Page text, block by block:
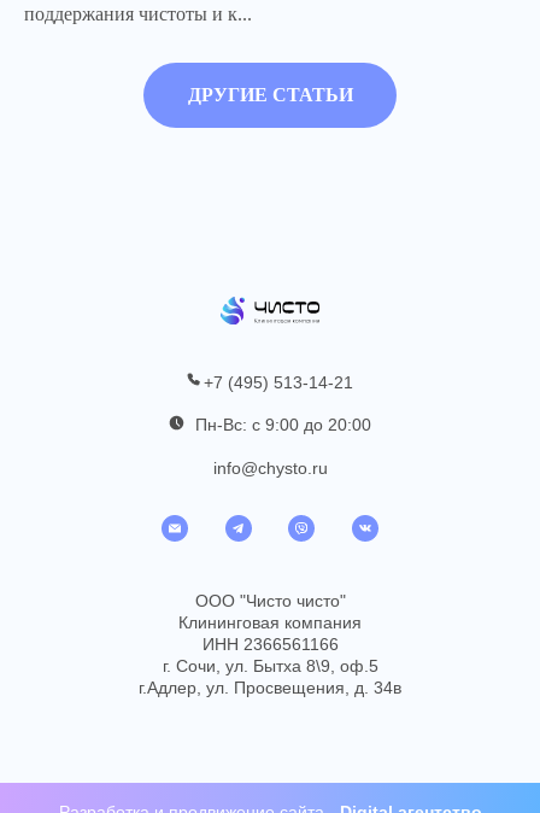
поддержания чистоты и к...
ДРУГИЕ СТАТЬИ
+7 (495) 513-14-21
Пн-Вс: с 9:00 до 20:00
info@chysto.ru
ООО "Чисто чисто"
Клининговая компания
ИНН 2366561166
г. Сочи, ул. Бытха 8\9, оф.5
г.Адлер, ул. Просвещения, д. 34в